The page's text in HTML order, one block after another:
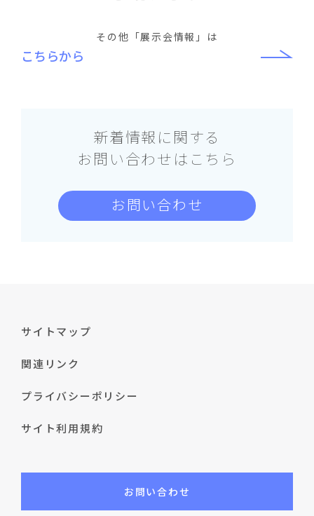
その他「展示会情報」は
こちらから
新着情報に関する
お問い合わせはこちら
お問い合わせ
サイトマップ
関連リンク
プライバシーポリシー
サイト利用規約
お問い合わせ